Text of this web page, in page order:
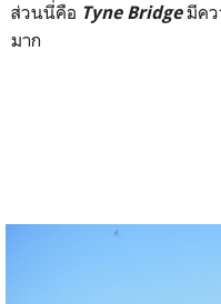
ส่วนนี่คือ Tyne Bridgeมีคว
มาก